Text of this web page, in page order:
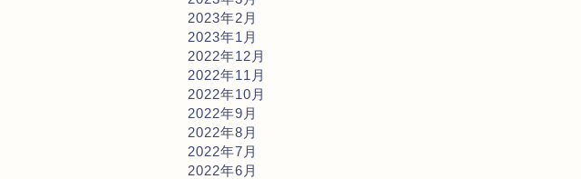
2023年2月
2023年1月
2022年12月
2022年11月
2022年10月
2022年9月
2022年8月
2022年7月
2022年6月